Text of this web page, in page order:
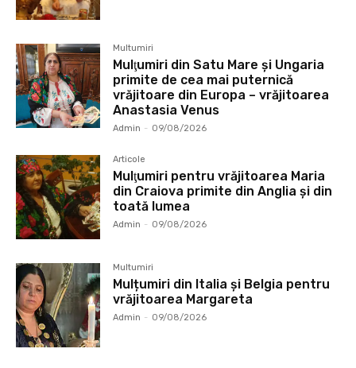
Multumiri
Mulţumiri din Satu Mare și Ungaria
primite de cea mai puternică
vrăjitoare din Europa – vrăjitoarea
Anastasia Venus
Admin - 09/08/2026
Articole
Mulţumiri pentru vrăjitoarea Maria
din Craiova primite din Anglia și din
toată lumea
Admin - 09/08/2026
Multumiri
Mulțumiri din Italia și Belgia pentru
vrăjitoarea Margareta
Admin - 09/08/2026